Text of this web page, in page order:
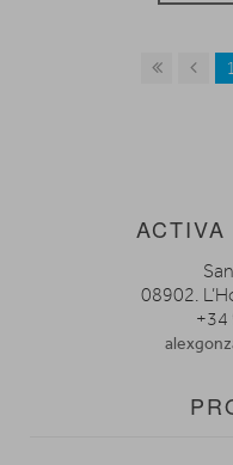
1
08902.
+34